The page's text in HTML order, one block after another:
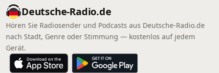
Deutsche-Radio.de
Hören Sie Radiosender und Podcasts aus Deutsche-Radio.de
nach Stadt, Genre oder Stimmung — kostenlos auf jedem
Gerät.